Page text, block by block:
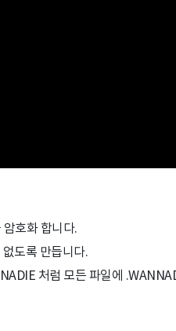
호화 합니다.
도록 만듭니다.
처럼 모든 파일에